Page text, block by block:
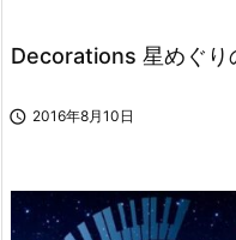
Decorations 星めぐり
 2016年8月10日